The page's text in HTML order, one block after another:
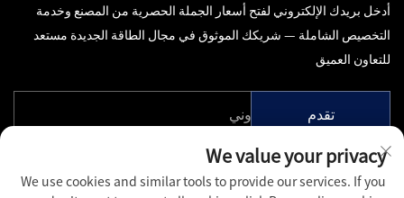
أدخل بريدك الإلكتروني لفتح أسعار الجملة الحصرية من المصنع وخدمة
التخصيص الشاملة — شريكك الموثوق في مجال الطاقة الجديدة مستعد
للتعاون العميق
تقدم
We value your privacy
We use cookies and similar tools to provide our services. If you